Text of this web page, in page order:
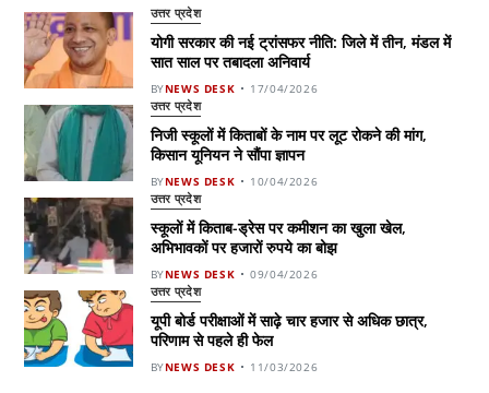
उत्तर प्रदेश
योगी सरकार की नई ट्रांसफर नीति: जिले में तीन, मंडल में
सात साल पर तबादला अनिवार्य
BYNEWS DESK 17/04/2026
उत्तर प्रदेश
निजी स्कूलों में किताबों के नाम पर लूट रोकने की मांग,
किसान यूनियन ने सौंपा ज्ञापन
BYNEWS DESK 10/04/2026
उत्तर प्रदेश
स्कूलों में किताब-ड्रेस पर कमीशन का खुला खेल,
अभिभावकों पर हजारों रुपये का बोझ
BYNEWS DESK 09/04/2026
उत्तर प्रदेश
यूपी बोर्ड परीक्षाओं में साढ़े चार हजार से अधिक छात्र,
परिणाम से पहले ही फेल
BYNEWS DESK 11/03/2026